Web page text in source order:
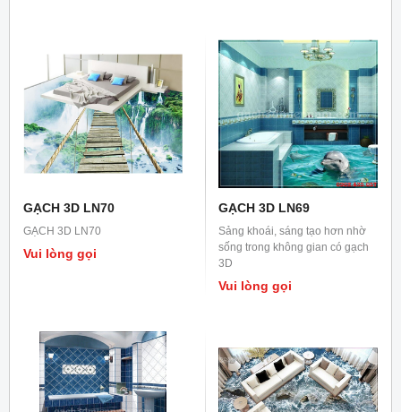
GẠCH 3D LN70
GẠCH 3D LN70
Vui lòng gọi
GẠCH 3D LN69
Sảng khoái, sáng tạo hơn nhờ
sống trong không gian có gạch
3D
Vui lòng gọi